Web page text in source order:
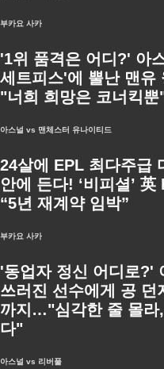
부카요 사카
'1위 품격은 어디?' 아
세트피스'에 뿔난 맨유
"너희 희망은 코너킥뿐
아스널 vs 맨체스터 유나이티드
24살에 EPL 최다주급
안에 든다! ‘비피셜’
“5년 재계약 임박”
부카요 사카
'동업자 정신 어디로?'
쓰러진 선수에게 공 던
까지…"심각한 줄 몰라
다"
아스널 vs 리버풀